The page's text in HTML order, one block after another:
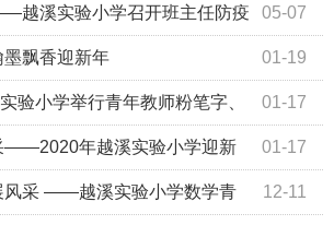
05-07
越溪实验小学召开班主任防疫
01-19
飘香迎新年
01-17
验小学举行青年教师粉笔字、
01-17
——2020年越溪实验小学迎新
12-11
风采 ——越溪实验小学数学青